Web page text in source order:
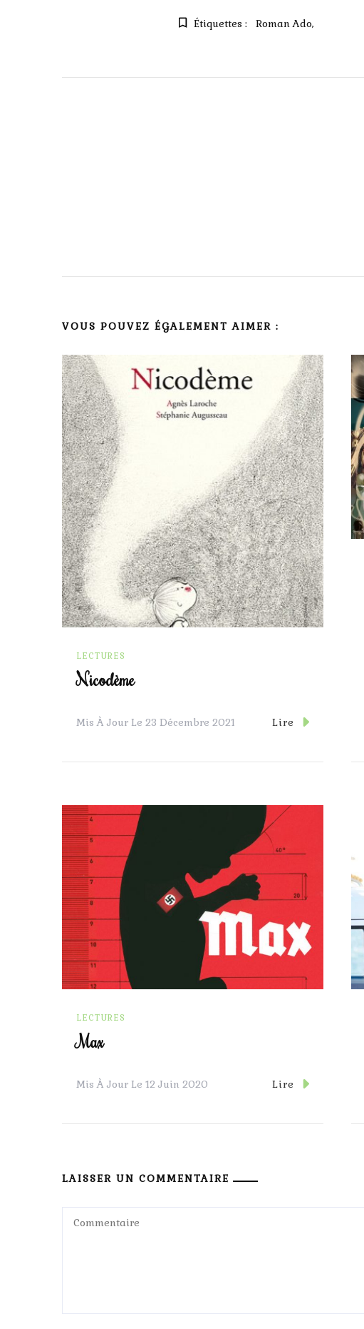
Étiquettes : Roman Ado
VOUS POUVEZ ÉGALEMENT AIMER :
LECTURES
Nicodème
Mis À Jour Le 23 Décembre 2021 Lire
LECTURES
Max
Mis À Jour Le 12 Juin 2020 Lire
LAISSER UN COMMENTAIRE